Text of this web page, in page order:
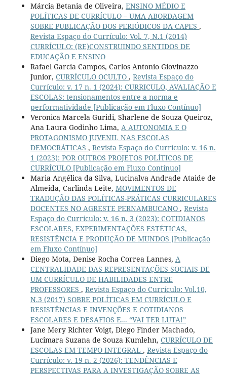
Márcia Betania de Oliveira, ENSINO MÉDIO E
POLÍTICAS DE CURRÍCULO – UMA ABORDAGEM
SOBRE PUBLICAÇÃO DOS PERIÓDICOS DA CAPES ,
Revista Espaço do Currículo: Vol. 7, N.1 (2014)
CURRÍCULO: (RE)CONSTRUINDO SENTIDOS DE
EDUCAÇÃO E ENSINO
Rafael Garcia Campos, Carlos Antonio Giovinazzo
Junior, CURRÍCULO OCULTO , Revista Espaço do
Currículo: v. 17 n. 1 (2024): CURRICULO, AVALIAÇÃO E
ESCOLAS: tensionamentos entre a norma e
performatividade [Publicação em Fluxo Contínuo]
Veronica Marcela Guridi, Sharlene de Souza Queiroz,
Ana Laura Godinho Lima, A AUTONOMIA E O
PROTAGONISMO JUVENIL NAS ESCOLAS
DEMOCRÁTICAS , Revista Espaço do Currículo: v. 16 n.
1 (2023): POR OUTROS PROJETOS POLÍTICOS DE
CURRÍCULO [Publicação em Fluxo Contínuo]
Maria Angélica da Silva, Lucinalva Andrade Ataide de
Almeida, Carlinda Leite, MOVIMENTOS DE
TRADUÇÃO DAS POLÍTICAS-PRÁTICAS CURRICULARES
DOCENTES NO AGRESTE PERNAMBUCANO , Revista
Espaço do Currículo: v. 16 n. 3 (2023): COTIDIANOS
ESCOLARES, EXPERIMENTAÇÕES ESTÉTICAS,
RESISTÊNCIA E PRODUÇÃO DE MUNDOS [Publicação
em Fluxo Contínuo]
Diego Mota, Denise Rocha Correa Lannes, A
CENTRALIDADE DAS REPRESENTAÇÕES SOCIAIS DE
UM CURRÍCULO DE HABILIDADES ENTRE
PROFESSORES , Revista Espaço do Currículo: Vol.10,
N.3 (2017) SOBRE POLÍTICAS EM CURRÍCULO E
RESISTÊNCIAS E INVENÇÕES E COTIDIANOS
ESCOLARES E DESAFIOS E... “VAI TER LUTA!”
Jane Mery Richter Voigt, Diego Finder Machado,
Lucimara Suzana de Souza Kumlehn, CURRÍCULO DE
ESCOLAS EM TEMPO INTEGRAL , Revista Espaço do
Currículo: v. 19 n. 2 (2026): TENDÊNCIAS E
PERSPECTIVAS PARA A INVESTIGAÇÃO SOBRE AS